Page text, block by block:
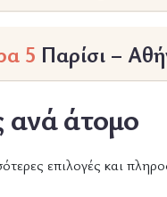
5 Παρίσι –
ανά άτομο
επιλογές και